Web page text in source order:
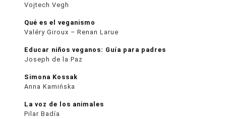
Vojtech Vegh
Qué es el veganismo
Valéry Giroux – Renan Larue
Educar niños veganos: Guía para padres
Joseph de la Paz
Simona Kossak
Anna Kamińska
La voz de los animales
Pilar Badía